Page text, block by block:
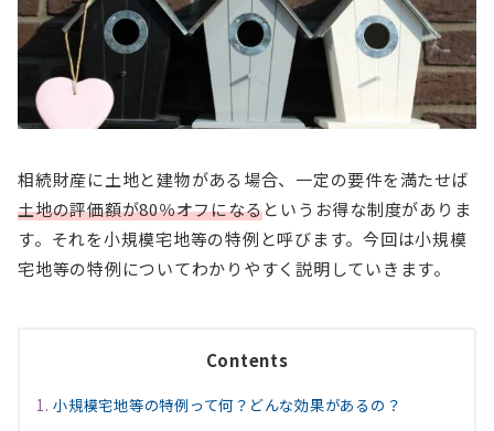
相続財産に土地と建物がある場合、一定の要件を満たせば
土地の評価額が80％オフになるというお得な制度がありま
す。それを小規模宅地等の特例と呼びます。今回は小規模
宅地等の特例についてわかりやすく説明していきます。
Contents
小規模宅地等の特例って何？どんな効果があるの？